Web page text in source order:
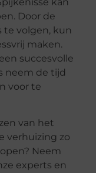
Door de
te volgen, kun
maken.
succesvolle
neem de tijd
voor te
van het
verhuizing zo
Neem
experts en